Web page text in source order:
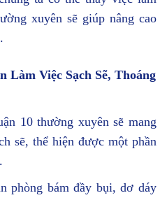
xuyên sẽ giúp nâng cao
Việc Sạch Sẽ, Thoáng
10 thường xuyên sẽ mang
sẽ, thể hiện được một phần
phòng bám đầy bụi, dơ dáy